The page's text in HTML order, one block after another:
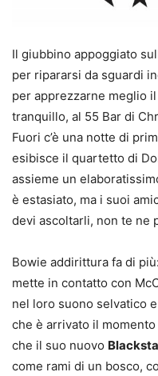
Il giubbino appoggiato
per ripararsi da sguardi
per apprezzarne meglio
tranquillo, al 55 Bar di
Fuori c’è una notte di
esibisce il quartetto di
assieme un
è estasiato, ma i suoi
devi ascoltarli, non te ne
Bowie addirittura fa di
mette in contatto con
nel loro suono selvatico
che è arrivato il
che il suo nuovo
come rami di un bosco,